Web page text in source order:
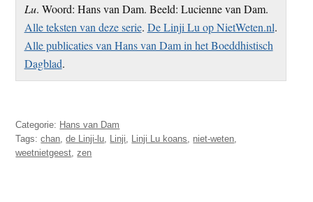
Lu. Woord: Hans van Dam. Beeld: Lucienne van Dam.
Alle teksten van deze serie. De Linji Lu op NietWeten.nl.
Alle publicaties van Hans van Dam in het Boeddhistisch
Dagblad.
Categorie: Hans van Dam
Tags:chan,de Linji-lu, Linji, Linji Lu koans, niet-weten,
weetnietgeest,zen